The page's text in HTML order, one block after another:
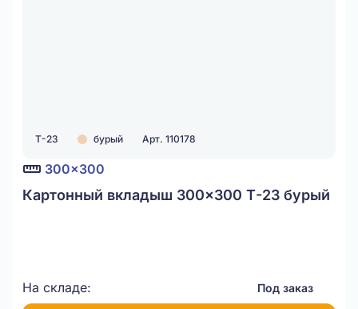
Т-23 бурый Арт. 110178
300x300
Картонный вкладыш 300x300 Т-23 бурый
На складе: Под заказ